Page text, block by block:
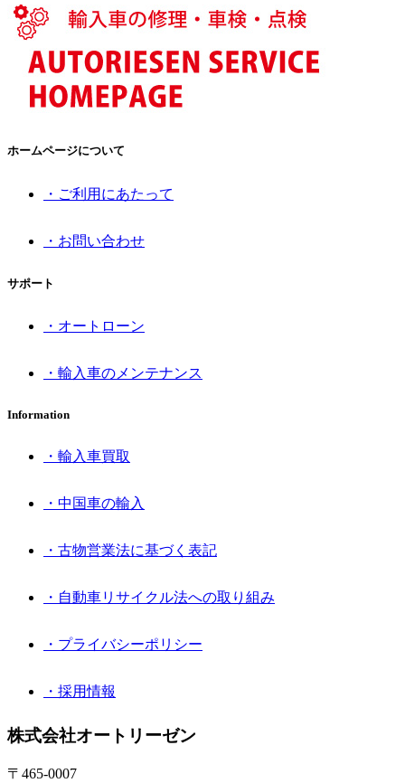
ホームページについて
・ご利用にあたって
・お問い合わせ
サポート
・オートローン
・輸入車のメンテナンス
Information
・輸入車買取
・中国車の輸入
・古物営業法に基づく表記
・自動車リサイクル法への取り組み
・プライバシーポリシー
・採用情報
株式会社オートリーゼン
〒465-0007